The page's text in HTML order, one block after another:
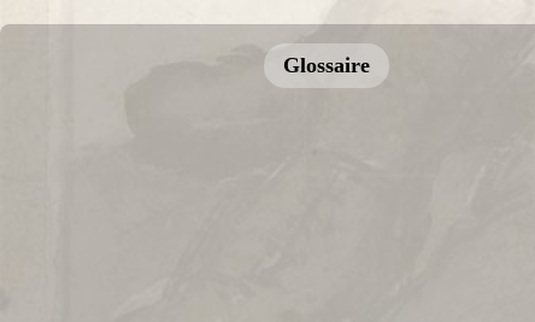
Glossaire